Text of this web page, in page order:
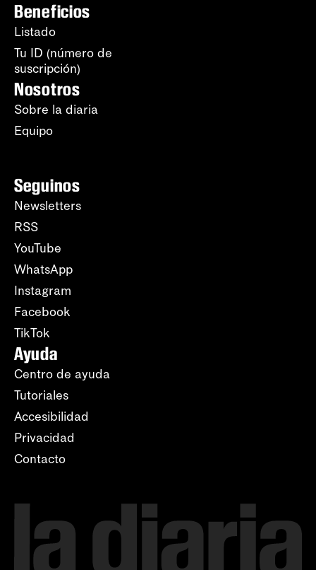
Beneficios
Listado
Tu ID (número de
suscripción)
Nosotros
Sobre la diaria
Equipo
Seguinos
Newsletters
RSS
YouTube
WhatsApp
Instagram
Facebook
TikTok
Ayuda
Centro de ayuda
Tutoriales
Accesibilidad
Privacidad
Contacto